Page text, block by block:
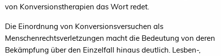
von Konversionstherapien das Wort redet.
Die Einordnung von Konversionsversuchen als
Menschenrechtsverletzungen macht die Bedeutung von deren
Bekämpfung über den Einzelfall hinaus deutlich. Lesben-,